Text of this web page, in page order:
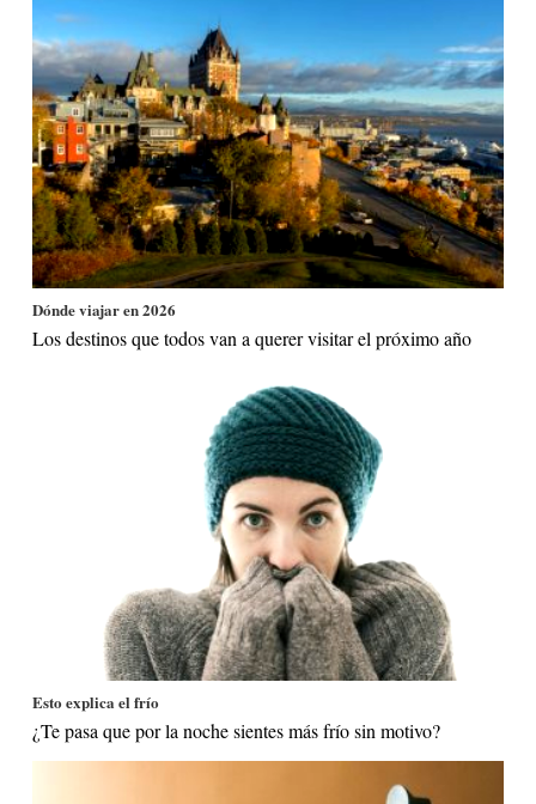
Dónde viajar en 2026
Los destinos que todos van a querer visitar el próximo año
Esto explica el frío
¿Te pasa que por la noche sientes más frío sin motivo?